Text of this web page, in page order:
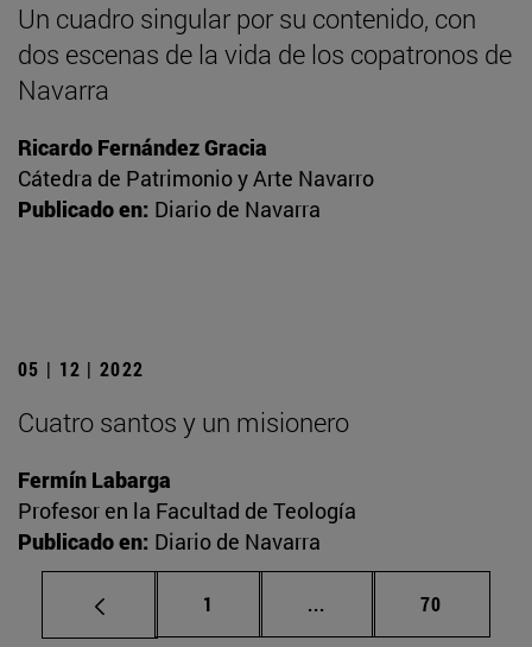
Un cuadro singular por su contenido, con
dos escenas de la vida de los copatronos de
Navarra
Ricardo Fernández Gracia
Cátedra de Patrimonio y Arte Navarro
Publicado en: Diario de Navarra
05 | 12 | 2022
Cuatro santos y un misionero
Fermín Labarga
Profesor en la Facultad de Teología
Publicado en: Diario de Navarra
Página
1 ... Páginas intermedias
Página
70